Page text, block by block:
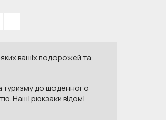
вашіх подорожей та
туризму до щоденного
Наші рюкзаки відомі